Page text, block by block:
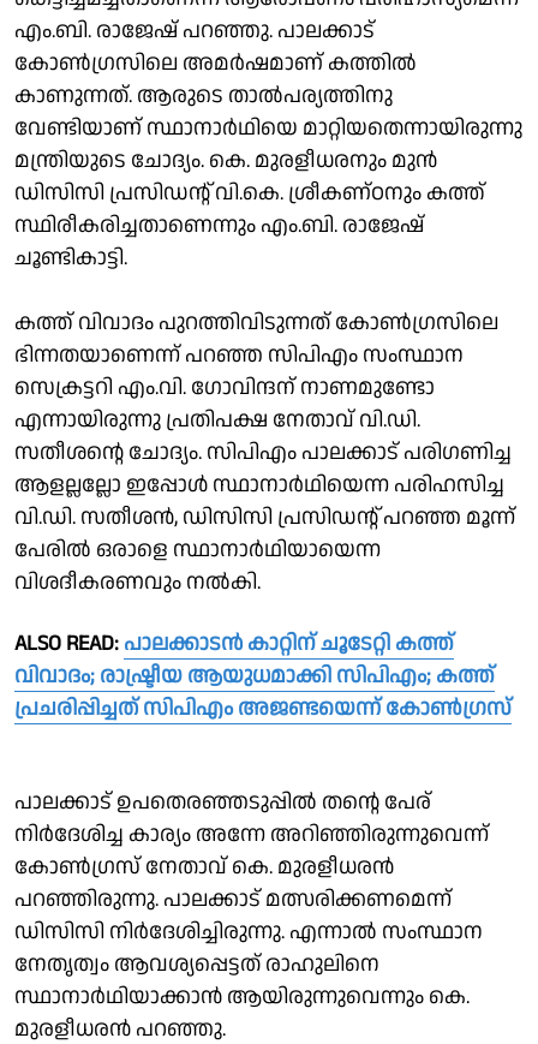
എം.ബി. രാജേഷ് പറഞ്ഞു. പാലക്കാട്
കോണ്‍ഗ്രസിലെ അമര്‍ഷമാണ് കത്തില്‍
കാണുന്നത്. ആരുടെ താല്‍പര്യത്തിനു
വേണ്ടിയാണ് സ്ഥാനാര്‍ഥിയെ മാറ്റിയതെന്നായിരുന്നു
മന്ത്രിയുടെ ചോദ്യം. കെ. മുരളീധരനും മുന്‍
ഡിസിസി പ്രസിഡന്റ് വി.കെ. ശ്രീകണ്ഠനും കത്ത്
സ്ഥിരീകരിച്ചതാണെന്നും എം.ബി. രാജേഷ്
ചൂണ്ടികാട്ടി.
കത്ത് വിവാദം പുറത്തിവിടുന്നത് കോണ്‍ഗ്രസിലെ
ഭിന്നതയാണെന്ന് പറഞ്ഞ സിപിഎം സംസ്ഥാന
സെക്രട്ടറി എം.വി. ഗോവിന്ദന് നാണമുണ്ടോ
എന്നായിരുന്നു പ്രതിപക്ഷ നേതാവ് വി.ഡി.
സതീശന്റെ ചോദ്യം. സിപിഎം പാലക്കാട് പരിഗണിച്ച
ആളല്ലല്ലോ ഇപ്പോള്‍ സ്ഥാനാര്‍ഥിയെന്ന പരിഹസിച്ച
വി.ഡി. സതീശന്‍, ഡിസിസി പ്രസിഡന്റ് പറഞ്ഞ മൂന്ന്
പേരില്‍ ഒരാളെ സ്ഥാനാര്‍ഥിയായെന്ന
വിശദീകരണവും നല്‍കി.
ALSO READ: പാലക്കാടൻ കാറ്റിന് ചൂടേറ്റി കത്ത്
വിവാദം; രാഷ്ട്രീയ ആയുധമാക്കി സിപിഎം; കത്ത്
പ്രചരിപ്പിച്ചത് സിപിഎം അജണ്ടയെന്ന് കോൺഗ്രസ്
പാലക്കാട് ഉപതെരഞ്ഞടുപ്പില്‍ തന്റെ പേര്
നിര്‍ദേശിച്ച കാര്യം അന്നേ അറിഞ്ഞിരുന്നുവെന്ന്
കോണ്‍ഗ്രസ് നേതാവ് കെ. മുരളീധരൻ
പറഞ്ഞിരുന്നു. പാലക്കാട് മത്സരിക്കണമെന്ന്
ഡിസിസി നിര്‍ദേശിച്ചിരുന്നു. എന്നാല്‍ സംസ്ഥാന
നേതൃത്വം ആവശ്യപ്പെട്ടത് രാഹുലിനെ
സ്ഥാനാര്‍ഥിയാക്കാന്‍ ആയിരുന്നുവെന്നും കെ.
മുരളീധരന്‍ പറഞ്ഞു.